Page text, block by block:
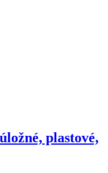
plastové,